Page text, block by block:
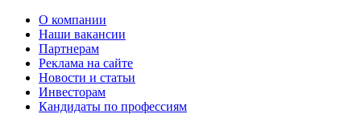
О компании
Наши вакансии
Партнерам
Реклама на сайте
Новости и статьи
Инвесторам
Кандидаты по профессиям